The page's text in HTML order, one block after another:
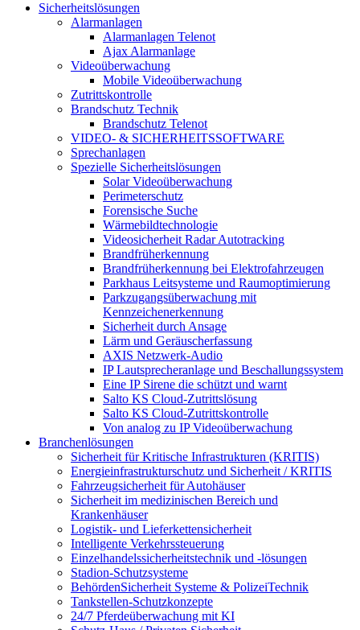
Sicherheitslösungen
Alarmanlagen
Alarmanlagen Telenot
Ajax Alarmanlage
Videoüberwachung
Mobile Videoüberwachung
Zutrittskontrolle
Brandschutz Technik
Brandschutz Telenot
VIDEO- & SICHERHEITSSOFTWARE
Sprechanlagen
Spezielle Sicherheitslösungen
Solar Videoüberwachung
Perimeterschutz
Forensische Suche
Wärmebildtechnologie
Videosicherheit Radar Autotracking​
Brandfrüherkennung
Brandfrüherkennung bei Elektrofahrzeugen
Parkhaus Leitsysteme und Raumoptimierung
Parkzugangsüberwachung mit
Kennzeichenerkennung
Sicherheit durch Ansage
Lärm und Geräuscherfassung
AXIS Netzwerk-Audio
IP Lautsprecheranlage und Beschallungssystem
Eine IP Sirene die schützt und warnt
Salto KS Cloud-Zutrittslösung
Salto KS Cloud-Zutrittskontrolle
Von analog zu IP Videoüberwachung
Branchenlösungen
Sicherheit für Kritische Infrastrukturen (KRITIS)
Energieinfrastrukturschutz und Sicherheit / KRITIS
Fahrzeugsicherheit für Autohäuser
Sicherheit im medizinischen Bereich und
Krankenhäuser
Logistik- und Lieferkettensicherheit
Intelligente Verkehrssteuerung
Einzelhandelssicherheitstechnik und -lösungen
Stadion-Schutzsysteme
BehördenSicherheit Systeme & PolizeiTechnik
Tankstellen-Schutzkonzepte​
24/7 Pferdeüberwachung mit KI